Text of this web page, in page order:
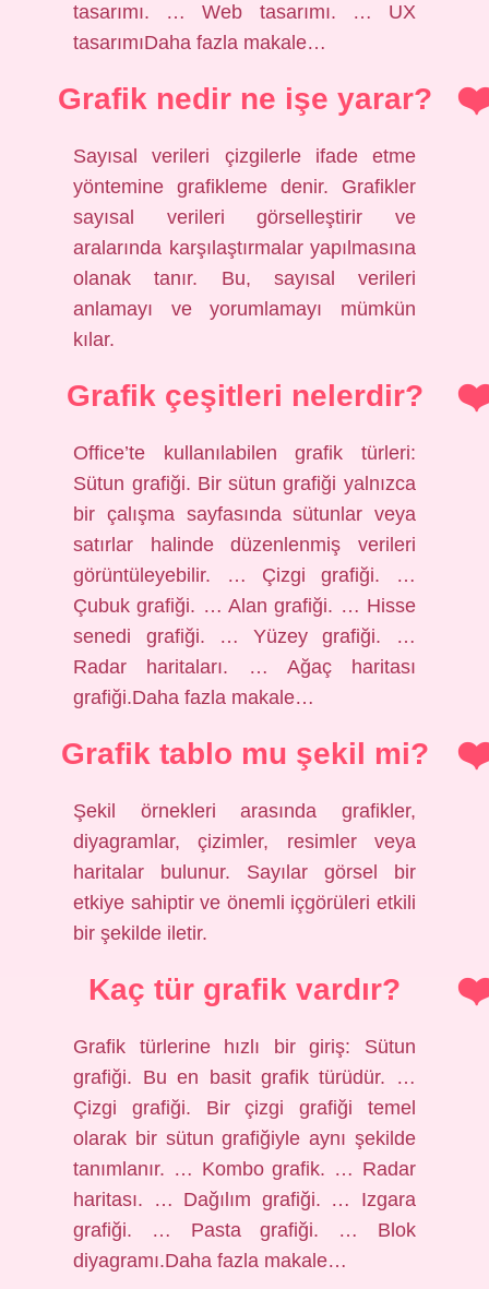
tasarımı. … Web tasarımı. … UX
tasarımıDaha fazla makale…
Grafik nedir ne işe yarar?
Sayısal verileri çizgilerle ifade etme
yöntemine grafikleme denir. Grafikler
sayısal verileri görselleştirir ve
aralarında karşılaştırmalar yapılmasına
olanak tanır. Bu, sayısal verileri
anlamayı ve yorumlamayı mümkün
kılar.
Grafik çeşitleri nelerdir?
Office’te kullanılabilen grafik türleri:
Sütun grafiği. Bir sütun grafiği yalnızca
bir çalışma sayfasında sütunlar veya
satırlar halinde düzenlenmiş verileri
görüntüleyebilir. … Çizgi grafiği. …
Çubuk grafiği. … Alan grafiği. … Hisse
senedi grafiği. … Yüzey grafiği. …
Radar haritaları. … Ağaç haritası
grafiği.Daha fazla makale…
Grafik tablo mu şekil mi?
Şekil örnekleri arasında grafikler,
diyagramlar, çizimler, resimler veya
haritalar bulunur. Sayılar görsel bir
etkiye sahiptir ve önemli içgörüleri etkili
bir şekilde iletir.
Kaç tür grafik vardır?
Grafik türlerine hızlı bir giriş: Sütun
grafiği. Bu en basit grafik türüdür. …
Çizgi grafiği. Bir çizgi grafiği temel
olarak bir sütun grafiğiyle aynı şekilde
tanımlanır. … Kombo grafik. … Radar
haritası. … Dağılım grafiği. … Izgara
grafiği. … Pasta grafiği. … Blok
diyagramı.Daha fazla makale…